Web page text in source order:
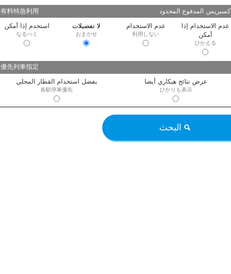
اكسبريس المدفوع المحدود
有料特急利用
لا تفضيلات
おまかせ
استخدم إذا أمكن
なるべく
عدم الاستخدام إذا
أمكن
ひかえる
عدم الاستخدام
利用しない
優先列車指定
عرض نتائج هيكاري أيضا
ひかりも表示
يفضل استخدام القطار المحلي
各駅停車優先
البحث